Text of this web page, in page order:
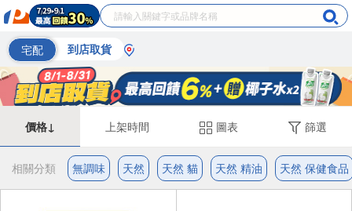
宅配 到店取貨
價格↓ 上架時間 圖表 篩選
相關分類 無調味 天然 天然 貓 天然 精油 天然 保健食品